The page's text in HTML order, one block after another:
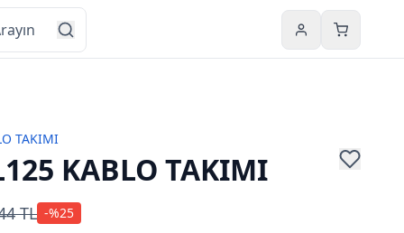
HesabımSepetim
TAKIMI
KABLO TAKIMI
TL -%25